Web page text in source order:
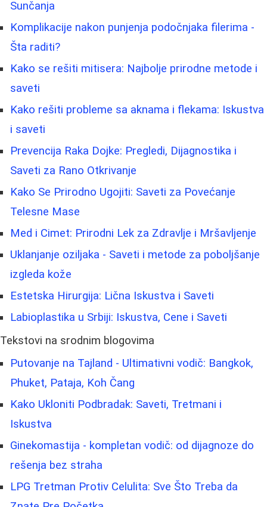
Sunčanja
Komplikacije nakon punjenja podočnjaka filerima -
Šta raditi?
Kako se rešiti mitisera: Najbolje prirodne metode i
saveti
Kako rešiti probleme sa aknama i flekama: Iskustva
i saveti
Prevencija Raka Dojke: Pregledi, Dijagnostika i
Saveti za Rano Otkrivanje
Kako Se Prirodno Ugojiti: Saveti za Povećanje
Telesne Mase
Med i Cimet: Prirodni Lek za Zdravlje i Mršavljenje
Uklanjanje oziljaka - Saveti i metode za poboljšanje
izgleda kože
Estetska Hirurgija: Lična Iskustva i Saveti
Labioplastika u Srbiji: Iskustva, Cene i Saveti
Tekstovi na srodnim blogovima
Putovanje na Tajland - Ultimativni vodič: Bangkok,
Phuket, Pataja, Koh Čang
Kako Ukloniti Podbradak: Saveti, Tretmani i
Iskustva
Ginekomastija - kompletan vodič: od dijagnoze do
rešenja bez straha
LPG Tretman Protiv Celulita: Sve Što Treba da